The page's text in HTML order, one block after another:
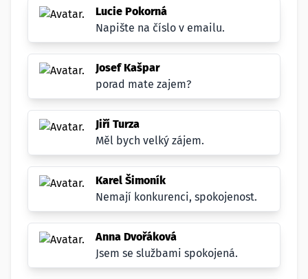
Lucie Pokorná
Napište na číslo v emailu.
Josef Kašpar
porad mate zajem?
Jiří Turza
Měl bych velký zájem.
Karel Šimoník
Nemají konkurenci, spokojenost.
Anna Dvořáková
Jsem se službami spokojená.